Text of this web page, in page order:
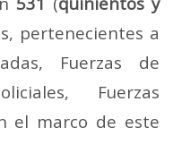
pertenecientes a
Fuerzas de
Fuerzas
el marco de este